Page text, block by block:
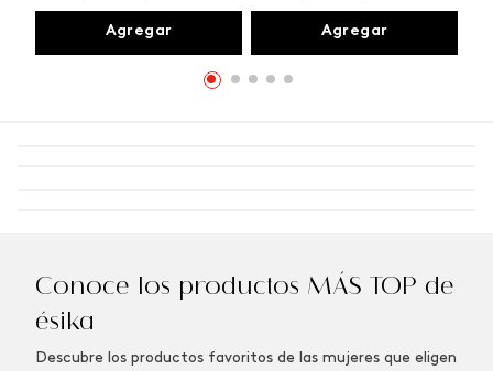
Agregar Agregar
Conoce los productos MÁS TOP de
ésika
Descubre los productos favoritos de las mujeres que eligen